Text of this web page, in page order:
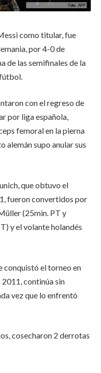
como titular, fue
por 4-0 de
de las semifinales de la
con el regreso de
por liga española,
femoral en la pierna
alemán supo anular sus
que obtuvo el
fueron convertidos por
(25min. PT y
y el volante holandés
conquistó el torneo en
continúa sin
vez que lo enfrentó
cosecharon 2 derrotas